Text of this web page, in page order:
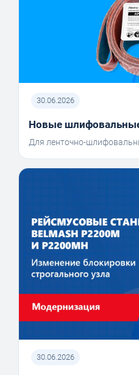
30.06.2026
Новые
Для ленточно-
30.06.2026